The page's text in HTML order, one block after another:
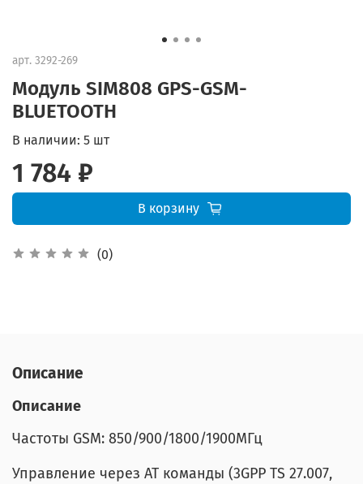
арт. 3292-269
Модуль SIM808 GPS-GSM-
BLUETOOTH
(0)
В наличии: 5 шт
1 784 ₽
В корзину
Описание
Описание
Частоты GSM: 850/900/1800/1900МГц
Управление через AT команды (3GPP TS 27.007,